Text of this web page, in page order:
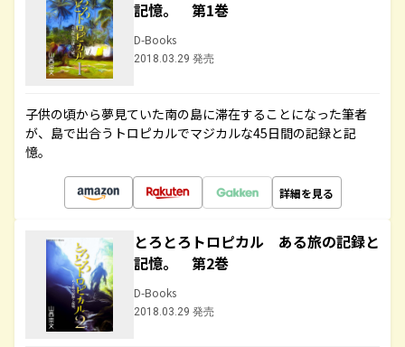
記憶。 第1巻
D-Books
2018.03.29 発売
子供の頃から夢見ていた南の島に滞在することになった筆者
が、島で出合うトロピカルでマジカルな45日間の記録と記
憶。
詳細を見る
とろとろトロピカル ある旅の記録と
記憶。 第2巻
D-Books
2018.03.29 発売